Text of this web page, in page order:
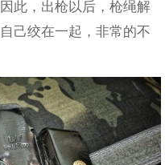
此，出枪以后，枪绳解
己绞在一起，非常的不